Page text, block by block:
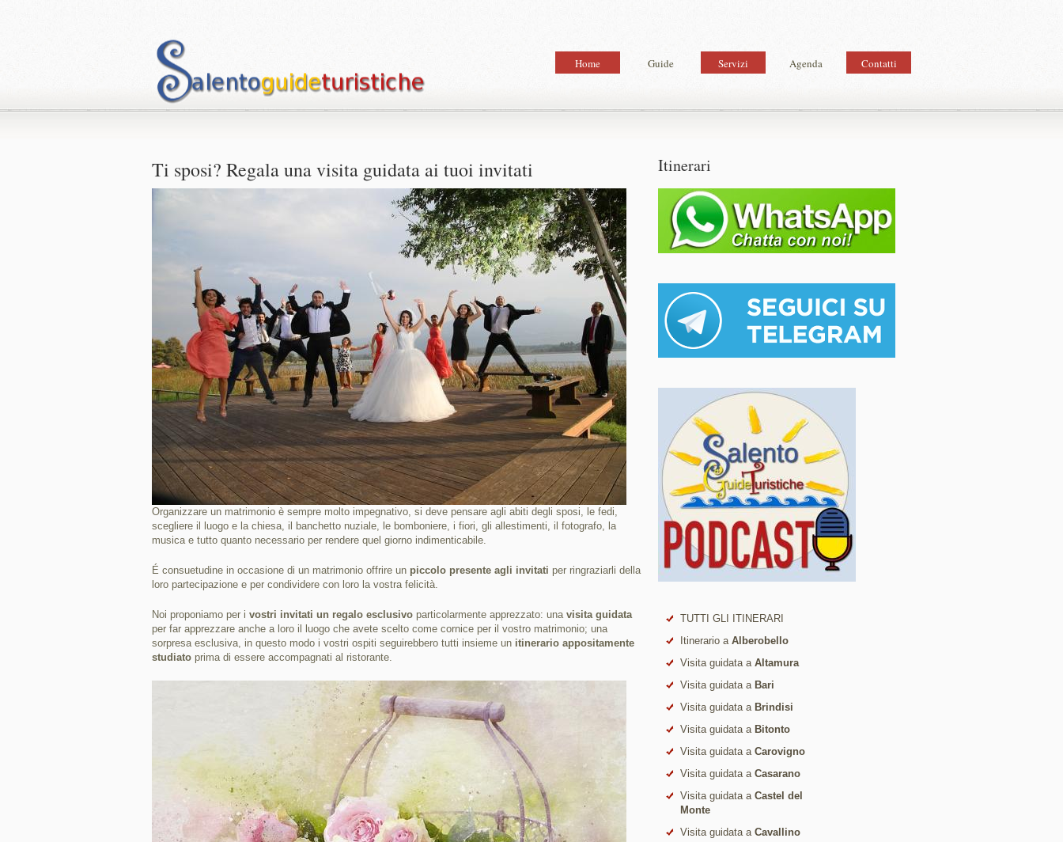
Home Guide Servizi Agenda Contatti
Ti sposi? Regala una visita guidata ai tuoi invitati
Organizzare un matrimonio è sempre molto impegnativo, si deve pensare agli abiti degli sposi, le fedi,
scegliere il luogo e la chiesa, il banchetto nuziale, le bomboniere, i fiori, gli allestimenti, il fotografo, la
musica e tutto quanto necessario per rendere quel giorno indimenticabile.
É consuetudine in occasione di un matrimonio offrire un piccolo presente agli invitati per ringraziarli della
loro partecipazione e per condividere con loro la vostra felicità.
Noi proponiamo per i vostri invitati un regalo esclusivo particolarmente apprezzato: una visita guidata
per far apprezzare anche a loro il luogo che avete scelto come cornice per il vostro matrimonio; una
sorpresa esclusiva, in questo modo i vostri ospiti seguirebbero tutti insieme un itinerario appositamente
studiato prima di essere accompagnati al ristorante.
Itinerari
TUTTI GLI ITINERARI
Itinerario a Alberobello
Visita guidata a Altamura
Visita guidata a Bari
Visita guidata a Brindisi
Visita guidata a Bitonto
Visita guidata a Carovigno
Visita guidata a Casarano
Visita guidata a Castel del
Monte
Visita guidata a Cavallino